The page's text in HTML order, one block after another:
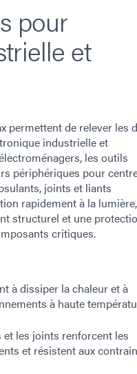
pour
et
permettent de relever les
industrielle et
les outils
périphériques pour
joints et liants
rapidement à la lumière,
structurel et une
critiques.
à dissiper la chaleur et à
à haute
les joints renforcent les
et résistent aux